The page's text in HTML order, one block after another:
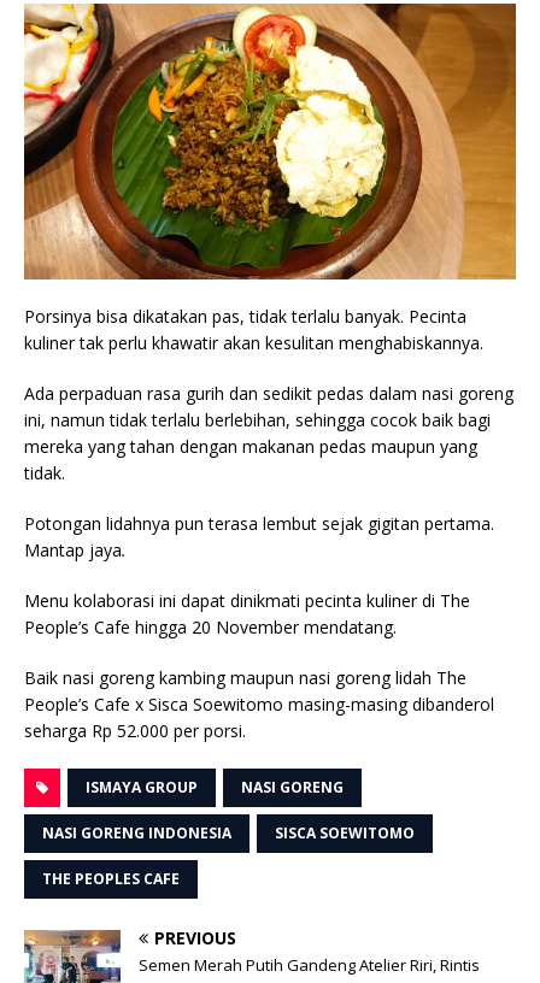
Porsinya bisa dikatakan pas, tidak terlalu banyak. Pecinta
kuliner tak perlu khawatir akan kesulitan menghabiskannya.
Ada perpaduan rasa gurih dan sedikit pedas dalam nasi goreng
ini, namun tidak terlalu berlebihan, sehingga cocok baik bagi
mereka yang tahan dengan makanan pedas maupun yang
tidak.
Potongan lidahnya pun terasa lembut sejak gigitan pertama.
Mantap jaya.
Menu kolaborasi ini dapat dinikmati pecinta kuliner di The
People’s Cafe hingga 20 November mendatang.
Baik nasi goreng kambing maupun nasi goreng lidah The
People’s Cafe x Sisca Soewitomo masing-masing dibanderol
seharga Rp 52.000 per porsi.
ISMAYA GROUP NASI GORENG
NASI GORENG INDONESIA SISCA SOEWITOMO
THE PEOPLES CAFE
PREVIOUS
Semen Merah Putih Gandeng Atelier Riri, Rintis